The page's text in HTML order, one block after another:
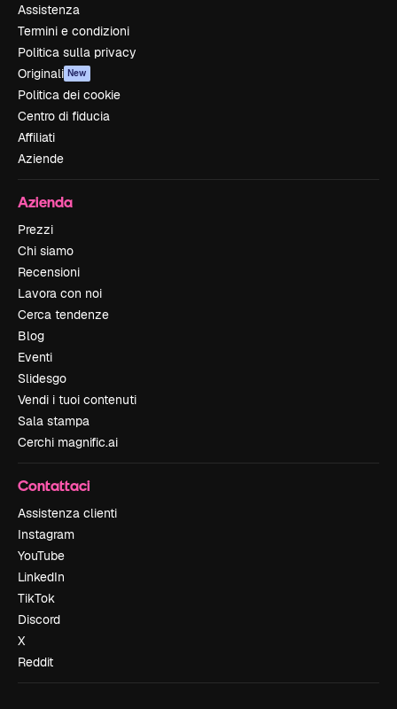
Assistenza
Termini e condizioni
Politica sulla privacy
Originali New
Politica dei cookie
Centro di fiducia
Affiliati
Aziende
Azienda
Prezzi
Chi siamo
Recensioni
Lavora con noi
Cerca tendenze
Blog
Eventi
Slidesgo
Vendi i tuoi contenuti
Sala stampa
Cerchi magnific.ai
Contattaci
Assistenza clienti
Instagram
YouTube
LinkedIn
TikTok
Discord
X
Reddit